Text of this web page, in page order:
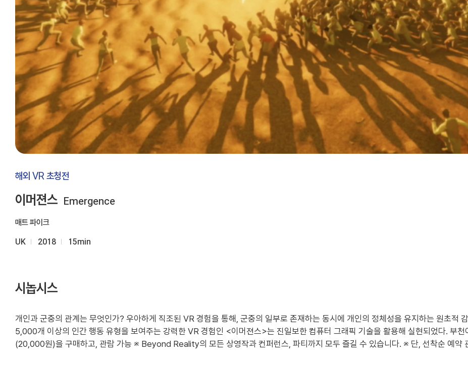
해외 VR 초청전
이머젼스 Emergence
매트 파이크
UK 2018 15min
시놉시스
개인과 군중의 관계는 무엇인가? 우아하게 직조된 VR 경험을 통해, 군중의 일부로 존재하는 동시에 개인의 정체성을 유지하는 원초적
5,000개 이상의 인간 행동 유형을 보여주는 강력한 VR 경험인 <이머젼스>는 진일보한 컴퓨터 그래픽 기술을 활용해 실현되었다. 부
(20,000원)을 구매하고, 관람 가능 ※ Beyond Reality의 모든 상영작과 컨퍼런스, 파티까지 모두 즐길 수 있습니다. ※ 단, 선착순 예약